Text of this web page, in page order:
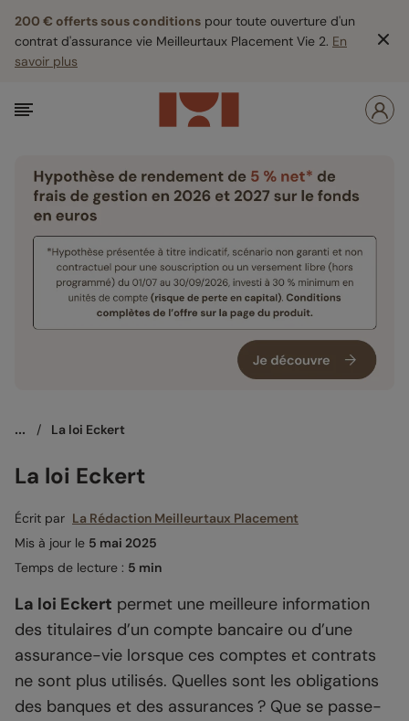
200 € offerts sous conditions pour toute ouverture d'un
contrat d'assurance vie Meilleurtaux Placement Vie 2. En
savoir plus
... / La loi Eckert
La loi Eckert
Écrit par La Rédaction Meilleurtaux Placement
Mis à jour le 5 mai 2025
Temps de lecture : 5 min
La loi Eckert permet une meilleure information
des titulaires d’un compte bancaire ou d’une
assurance-vie lorsque ces comptes et contrats
ne sont plus utilisés. Quelles sont les obligations
des banques et des assurances ? Que se passe-